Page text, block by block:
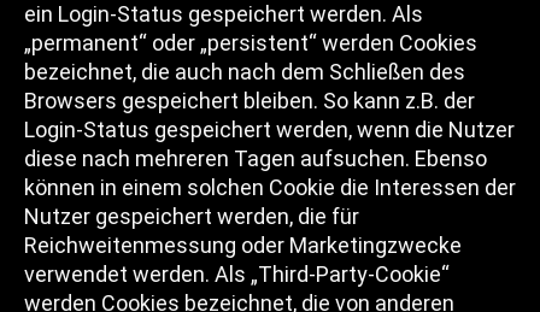
ein Login-Status gespeichert werden. Als
„permanent“ oder „persistent“ werden Cookies
bezeichnet, die auch nach dem Schließen des
Browsers gespeichert bleiben. So kann z.B. der
Login-Status gespeichert werden, wenn die Nutzer
diese nach mehreren Tagen aufsuchen. Ebenso
können in einem solchen Cookie die Interessen der
Nutzer gespeichert werden, die für
Reichweitenmessung oder Marketingzwecke
verwendet werden. Als „Third-Party-Cookie“
werden Cookies bezeichnet, die von anderen